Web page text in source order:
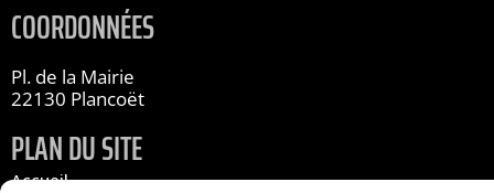
COORDONNÉES
Pl. de la Mairie
22130 Plancoët
PLAN DU SITE
Accueil